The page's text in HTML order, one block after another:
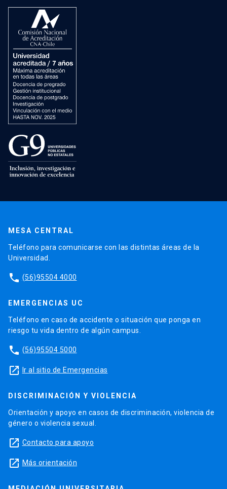
MESA CENTRAL
Teléfono para comunicarse con las distintas áreas de la
Universidad.
phone (56)95504 4000
EMERGENCIAS UC
Teléfono en caso de accidente o situación que ponga en
riesgo tu vida dentro de algún campus.
phone (56)95504 5000
launch Ir al sitio de Emergencias
DISCRIMINACIÓN Y VIOLENCIA
Orientación y apoyo en casos de discriminación, violencia de
género o violencia sexual.
launch Contacto para apoyo
launch Más orientación